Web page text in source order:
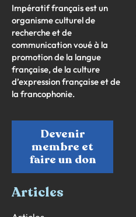
Impératif français est un
organisme culturel de
recherche et de
communication voué à la
promotion de la langue
française, de la culture
d’expression française et de
la francophonie.
Devenir
membre et
faire un don
Articles